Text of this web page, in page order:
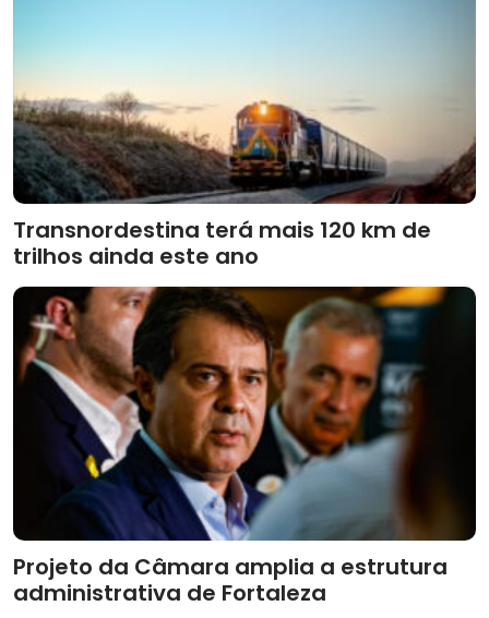
Transnordestina terá mais 120 km de
trilhos ainda este ano
Projeto da Câmara amplia a estrutura
administrativa de Fortaleza